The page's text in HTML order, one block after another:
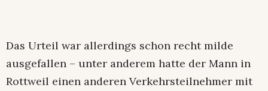
Das Urteil war allerdings schon recht milde
ausgefallen – unter anderem hatte der Mann in
Rottweil einen anderen Verkehrsteilnehmer mit